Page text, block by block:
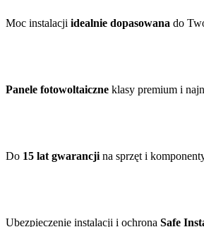
Moc instalacji idealnie dopasowana do
Panele fotowoltaiczne klasy premium i
Do 15 lat gwarancji na sprzęt i
Ubezpieczenie instalacji i ochrona Safe